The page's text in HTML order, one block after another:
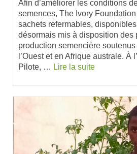
Afin d’améliorer les conditions
semences, The Ivory
sachets refermables,
désormais mis à disposition des
production semencière
l’Ouest et en Afrique australe. À
Pilote, … Lire la suite